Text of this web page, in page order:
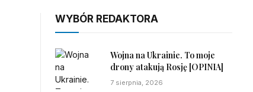
WYBÓR REDAKTORA
Wojna na Ukrainie. To moje
drony atakują Rosję [OPINIA]
7 sierpnia, 2026